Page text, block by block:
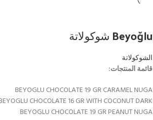
Beyoğlu شوكولاتة
الشوكولاتة
قائمة المنتجات:
BEYOGLU CHOCOLATE 19 GR CARAMEL NUGA
CHOCOLATE 16 GR WITH COCONUT DARK
BEYOGLU CHOCOLATE 19 GR PEANUT NUGA